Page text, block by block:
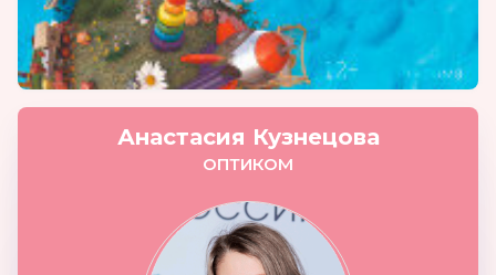
Анастасия Кузнецова
ОПТИКОМ